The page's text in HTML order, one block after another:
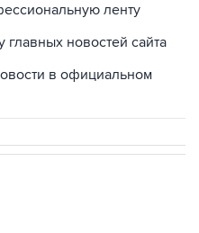
ленту
главных новостей сайта
в официальном